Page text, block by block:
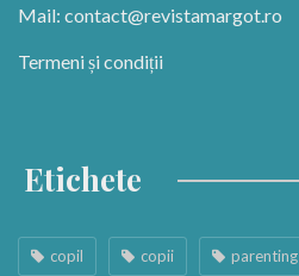
Mail: contact@revistamargot.ro
Termeni și condiții
Etichete
copil copii parenting